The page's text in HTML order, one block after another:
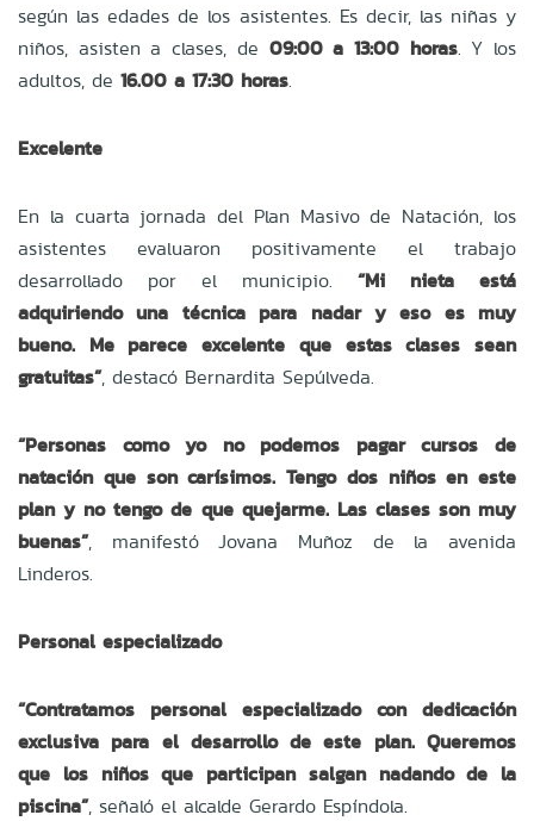
según las edades de los asistentes. Es decir, las niñas y
niños, asisten a clases, de 09:00 a 13:00 horas. Y los
adultos, de 16.00 a 17:30 horas.
Excelente
En la cuarta jornada del Plan Masivo de Natación, los
asistentes evaluaron positivamente el trabajo
desarrollado por el municipio. “Mi nieta está
adquiriendo una técnica para nadar y eso es muy
bueno. Me parece excelente que estas clases sean
gratuitas”, destacó Bernardita Sepúlveda.
“Personas como yo no podemos pagar cursos de
natación que son carísimos. Tengo dos niños en este
plan y no tengo de que quejarme. Las clases son muy
buenas”, manifestó Jovana Muñoz de la avenida
Linderos.
Personal especializado
“Contratamos personal especializado con dedicación
exclusiva para el desarrollo de este plan. Queremos
que los niños que participan salgan nadando de la
piscina”, señaló el alcalde Gerardo Espíndola.